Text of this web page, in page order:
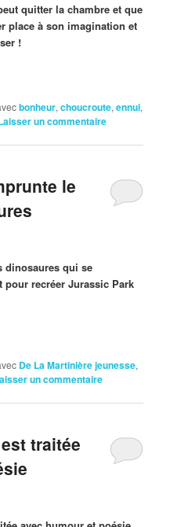
quitter la chambre et que
place à son imagination et
!
bonheur,choucroute,ennui,
un commentaire
le
dinosaures qui se
pour recréer Jurassic Park
De La Martinière jeunesse,
un commentaire
traitée